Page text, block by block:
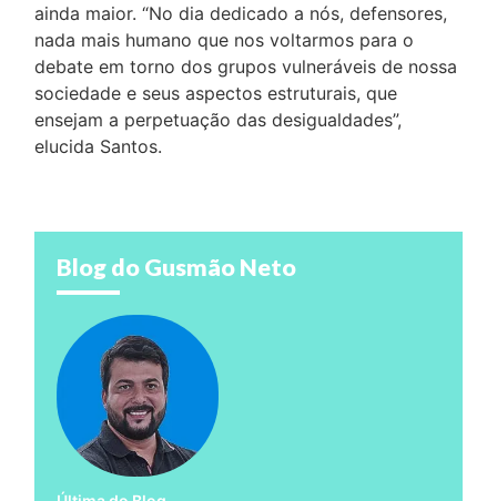
ainda maior. “No dia dedicado a nós, defensores,
nada mais humano que nos voltarmos para o
debate em torno dos grupos vulneráveis de nossa
sociedade e seus aspectos estruturais, que
ensejam a perpetuação das desigualdades”,
elucida Santos.
Blog do Gusmão Neto